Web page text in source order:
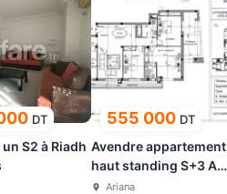
DT
S2 à Riadh
555 000 DT
Avendre appartement
haut standing S+3 A
CITE ELGHAZELA
Ariana